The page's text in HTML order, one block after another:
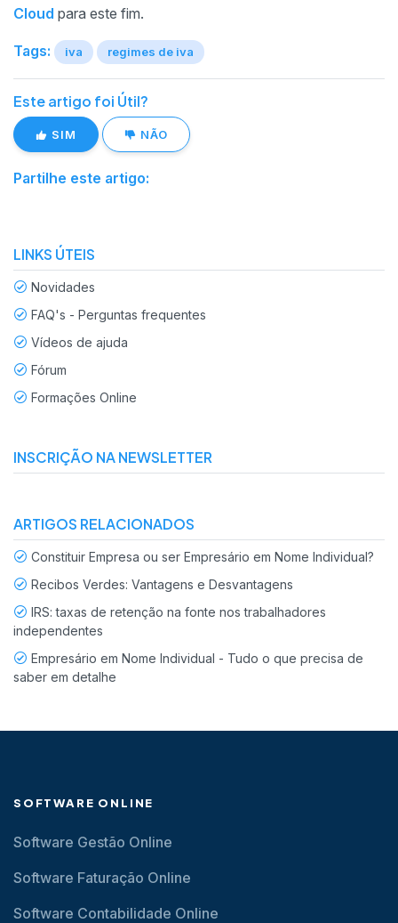
Cloud para este fim.
Tags: iva regimes de iva
Este artigo foi Útil?
SIM NÃO
Partilhe este artigo:
LINKS ÚTEIS
Novidades
FAQ's - Perguntas frequentes
Vídeos de ajuda
Fórum
Formações Online
INSCRIÇÃO NA NEWSLETTER
ARTIGOS RELACIONADOS
Constituir Empresa ou ser Empresário em Nome Individual?
Recibos Verdes: Vantagens e Desvantagens
IRS: taxas de retenção na fonte nos trabalhadores
independentes
Empresário em Nome Individual - Tudo o que precisa de
saber em detalhe
SOFTWARE ONLINE
Software Gestão Online
Software Faturação Online
Software Contabilidade Online